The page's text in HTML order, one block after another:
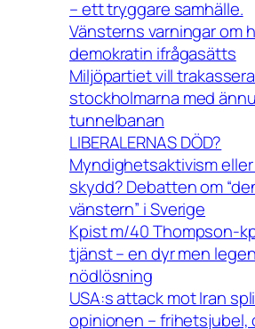
– ett tryggare samhälle.
Vänsterns varningar om
demokratin ifrågasätts
Miljöpartiet vill trakassera
stockholmarna med
tunnelbanan
LIBERALERNAS DÖD?
Myndighetsaktivism
skydd? Debatten om
vänstern” i Sverige
Kpist m/40 Thompson-
tjänst – en dyr men
nödlösning
USA:s attack mot Iran
opinionen – frihetsjubel,